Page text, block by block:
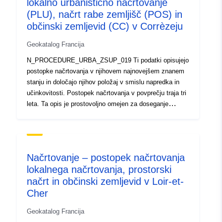
lokalno urbanistično načrtovanje
(PLU), načrt rabe zemljišč (POS) in
občinski zemljevid (CC) v Corrèzeju
Geokatalog Francija
N_PROCEDURE_URBA_ZSUP_019 Ti podatki opisujejo
postopke načrtovanja v njihovem najnovejšem znanem
stanju in določajo njihov položaj v smislu napredka in
učinkovitosti. Postopek načrtovanja v povprečju traja tri
leta. Ta opis je prostovoljno omejen za doseganje
so pomembni za upravljanje politik urbanističnega in
načrtovanja pri pripravi, reviziji ali razveljavitvi. Da bi
omogočili izčrpen povzetek napredka postopkov, se v
teh podatkih hranijo postopki iz preteklih let, ki so
pripeljali do dokumentov urbanističnega načrtovanja, ki
načrtovanju v datoteki N_DOCUMENT_URBA_ddd). Po
Načrtovanje – postopek načrtovanja
lokalnega načrtovanja, prostorski
načrt in občinski zemljevid v Loir-et-
Cher
Geokatalog Francija